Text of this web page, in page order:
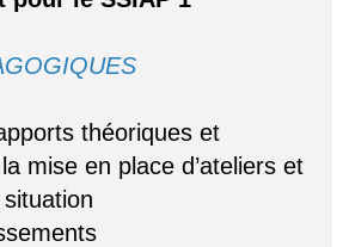
théoriques et
mise en place d’ateliers et